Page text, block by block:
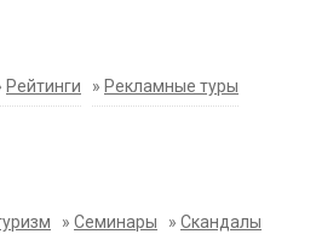
Рейтинги » Рекламные туры
» Семинары » Скандалы